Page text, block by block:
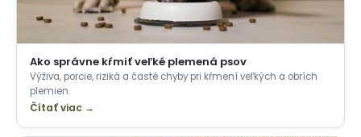
Ako správne kŕmiť veľké plemená psov
Výživa, porcie, riziká a časté chyby pri kŕmení veľkých a obrích
plemien.
Čítať viac →